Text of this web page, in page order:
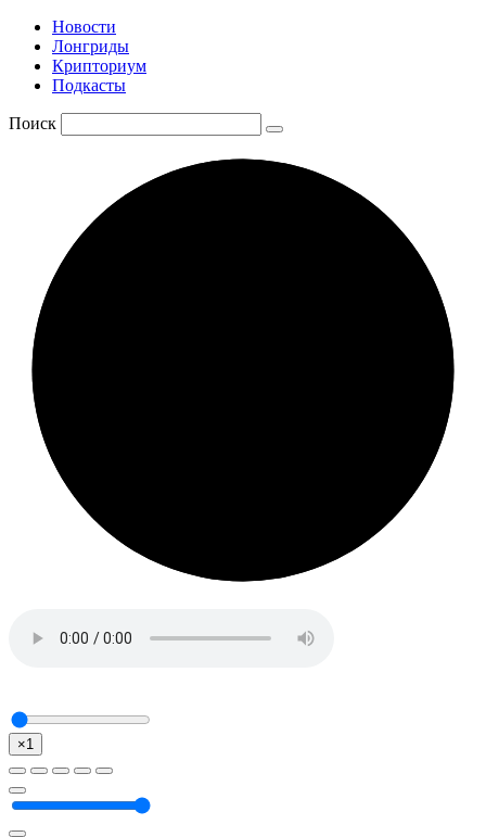
Новости
Лонгриды
Крипториум
Подкасты
Поиск
×1